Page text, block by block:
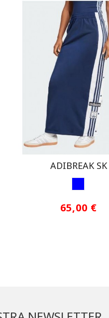
ADIBREAK SK
65,00 €